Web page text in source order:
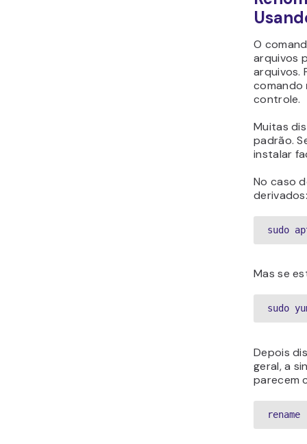
O
arquivos
arquivos.
comando
controle.
Muitas
padrão.
instalar
No caso
sudo
Mas se
sudo
Depois
geral, a
parecem